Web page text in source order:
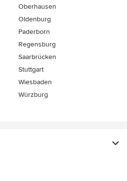
Oberhausen
Oldenburg
Paderborn
Regensburg
Saarbrücken
Stuttgart
Wiesbaden
Würzburg